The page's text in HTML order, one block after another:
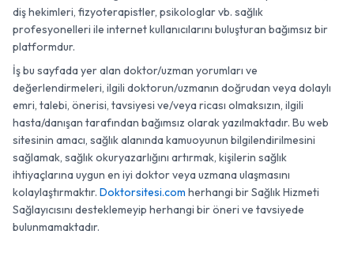
diş hekimleri, fizyoterapistler, psikologlar vb. sağlık
profesyonelleri ile internet kullanıcılarını buluşturan bağımsız bir
platformdur.
İş bu sayfada yer alan doktor/uzman yorumları ve
değerlendirmeleri, ilgili doktorun/uzmanın doğrudan veya dolaylı
emri, talebi, önerisi, tavsiyesi ve/veya ricası olmaksızın, ilgili
hasta/danışan tarafından bağımsız olarak yazılmaktadır. Bu web
sitesinin amacı, sağlık alanında kamuoyunun bilgilendirilmesini
sağlamak, sağlık okuryazarlığını artırmak, kişilerin sağlık
ihtiyaçlarına uygun en iyi doktor veya uzmana ulaşmasını
kolaylaştırmaktır. Doktorsitesi.com herhangi bir Sağlık Hizmeti
Sağlayıcısını desteklemeyip herhangi bir öneri ve tavsiyede
bulunmamaktadır.